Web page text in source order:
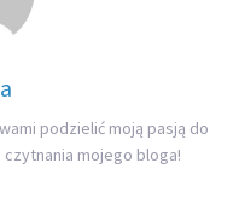
podzielić moją pasją do
czytnania mojego bloga!